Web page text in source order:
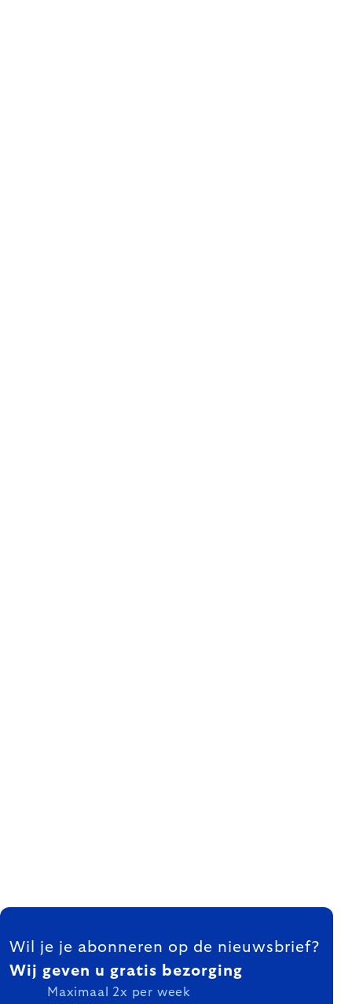
FOOTER
Wil je je abonneren op de nieuwsbrief?
Wij geven u gratis bezorging
Maximaal 2x per week